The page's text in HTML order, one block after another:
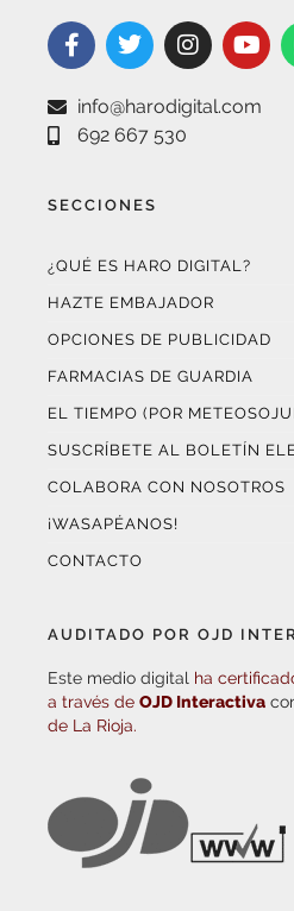
info@harodigital.com
692 667 530
SECCIONES
¿QUÉ ES HARO DIGITAL?
HAZTE EMBAJADOR
OPCIONES DE PUBLICIDAD
FARMACIAS DE GUARDIA
EL TIEMPO (POR
SUSCRÍBETE AL BOLETÍN
COLABORA CON NOSOTROS
¡WASAPÉANOS!
CONTACTO
AUDITADO POR OJD
Este medio digital ha
a través de OJD Interactiva
de La Rioja.